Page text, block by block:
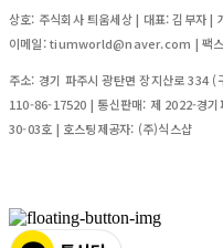
상호: 주식회사 틔움세상 | 대표: 김부자
이메일: tiumworld@naver.com | 팩
주소: 경기 파주시 광탄면 장지산로 334
110-86-17520 | 통신판매: 제 2022-경
30-03호 | 호스팅제공자: (주)식스샵